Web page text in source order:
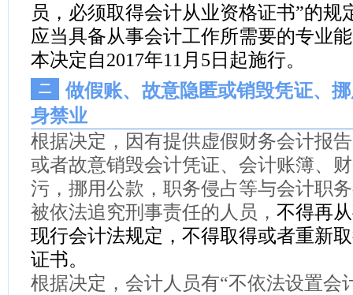
员，必须取得会计从业资格证书”的规
应当具备从事会计工作所需要的专业
本决定自2017年11月5日起施行。
二
做假账、故意隐匿或销毁凭证、
身禁业
根据决定，因有提供虚假财务会计报
或者故意销毁会计凭证、会计账簿、
污，挪用公款，职务侵占等与会计职
被依法追究刑事责任的人 员， 不得再
现行会计法规定，不得取得或者重新
证书。
根据决定， 会计人员有“不依法设置会